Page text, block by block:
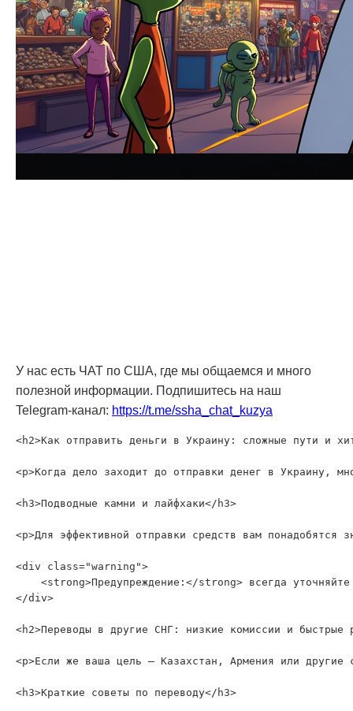
У нас есть ЧАТ по США, где мы общаемся и много
полезной информации. Подпишитесь на наш
Telegram-канал: https://t.me/ssha_chat_kuzya
<h2>Как отправить деньги в Украину: сложные пути и
<p>Когда дело заходит до отправки денег в Украину,
<h3>Подводные камни и лайфхаки</h3>
<p>Для эффективной отправки средств вам
<div class="warning">
<strong>Предупреждение:</strong> всегда
</div>
<h2>Переводы в другие СНГ: низкие комиссии и быстрые
<p>Если же ваша цель — Казахстан, Армения или
<h3>Краткие советы по переводу</h3>